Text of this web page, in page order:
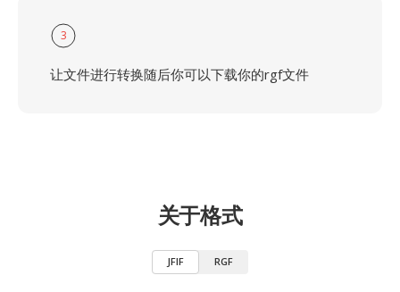
3
让文件进行转换随后你可以下载你的rgf文件
关于格式
JFIF RGF